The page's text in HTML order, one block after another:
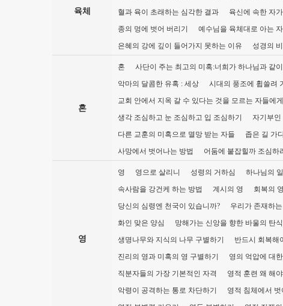
육체
혈과 육이 초래하는 심각한 결과
육신에 속한 자
종의 멍에 벗어 버리기
예수님을 육체대로 아는
은혜의 강에 깊이 들어가지 못하는 이유
성경의
혼
혼 사단이 주는 최고의 미혹:너희가 하나님과 같
악마의 달콤한 유혹 : 세상
시대의 풍조에 휩쓸려
교회 안에서 지옥 갈 수 있다는 것을 모르는 자들에게
생각 조심하고 눈 조심하고 입 조심하기
자기부인
다른 교훈의 미혹으로 멸망 받는 자들
좁은 길 가
사망에서 벗어나는 방법
어둠에 붙잡힐까 조심하
영
영 영으로 살리니 성령의 거하심 하나님의
속사람을 강건케 하는 방법
계시의 영 회복의 영
당신의 심령엔 천국이 있습니까?
우리가 존재하
화인 맞은 양심
망해가는 신앙을 향한 바울의 탄식
생명나무와 지식의 나무 구별하기
반드시 회복해
진리의 영과 미혹의 영 구별하기
영의 억압에 대
직분자들의 가장 기본적인 자격
영적 훈련 왜 해
악령이 공격하는 통로 차단하기
영적 침체에서 벗